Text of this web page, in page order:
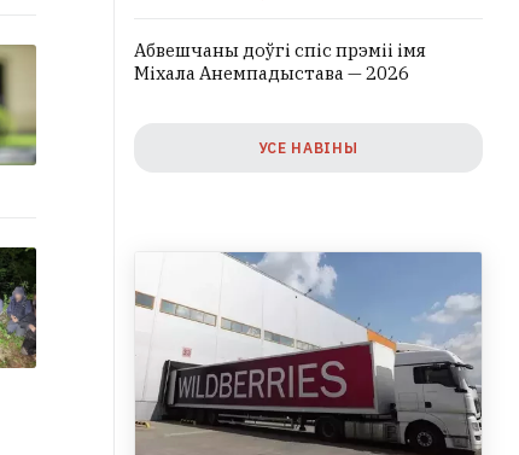
Абвешчаны доўгі спіс прэміі імя
Міхала Анемпадыстава — 2026
УСЕ НАВІНЫ